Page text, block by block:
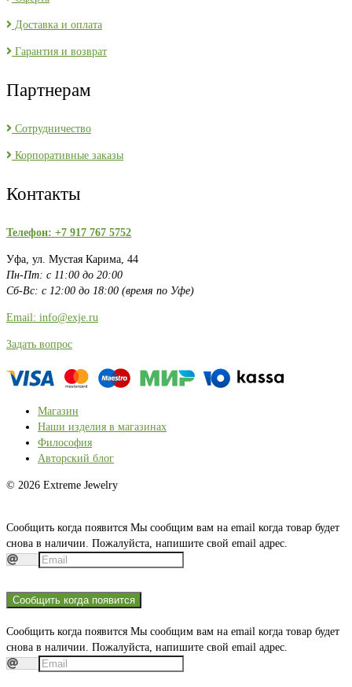
Доставка и оплата
Гарантия и возврат
Партнерам
Сотрудничество
Корпоративные заказы
Контакты
Телефон: +7 917 767 5752
Уфа, ул. Мустая Карима, 44
Пн-Пт: с 11:00 до 20:00
Сб-Вс: с 12:00 до 18:00 (время по Уфе)
Email: info@exje.ru
Задать вопрос
Магазин
Наши изделия в магазинах
Философия
Авторский блог
© 2026 Extreme Jewelry
Сообщить когда появится Мы сообщим вам на email когда товар будет
снова в наличии. Пожалуйста, напишите свой email адрес.
Сообщить когда появится
Сообщить когда появится Мы сообщим вам на email когда товар будет
снова в наличии. Пожалуйста, напишите свой email адрес.